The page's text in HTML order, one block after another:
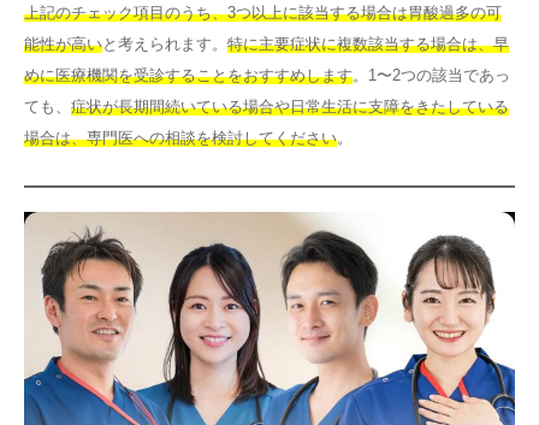
上記のチェック項目のうち、3つ以上に該当する場合は胃酸過多の可
能性が高いと考えられます。 特に主要症状に複数該当する場合は、早
めに医療機関を受診することをおすすめします。1〜2つの該当であっ
ても、 症状が長期間続いている場合や日常生活に支障をきたしている
場合は、専門医への相談を検討してください。